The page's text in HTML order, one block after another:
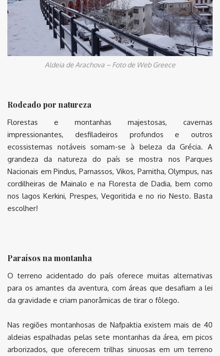
Aldeia de Arachova – Foto de Web Greece
Rodeado por natureza
Florestas e montanhas majestosas, cavernas
impressionantes, desfiladeiros profundos e outros
ecossistemas notáveis ​​somam-se à beleza da Grécia. A
grandeza da natureza do país se mostra nos Parques
Nacionais em Pindus, Parnassos, Vikos, Parnitha, Olympus, nas
cordilheiras de Mainalo e na Floresta de Dadia, bem como
nos lagos Kerkini, Prespes, Vegoritida e no rio Nesto. Basta
escolher!
Paraísos na montanha
O terreno acidentado do país oferece muitas alternativas
para os amantes da aventura, com áreas que desafiam a lei
da gravidade e criam panorâmicas de tirar o fôlego.
Nas regiões montanhosas de Nafpaktia existem mais de 40
aldeias espalhadas pelas sete montanhas da área, em picos
arborizados, que oferecem trilhas sinuosas em um terreno